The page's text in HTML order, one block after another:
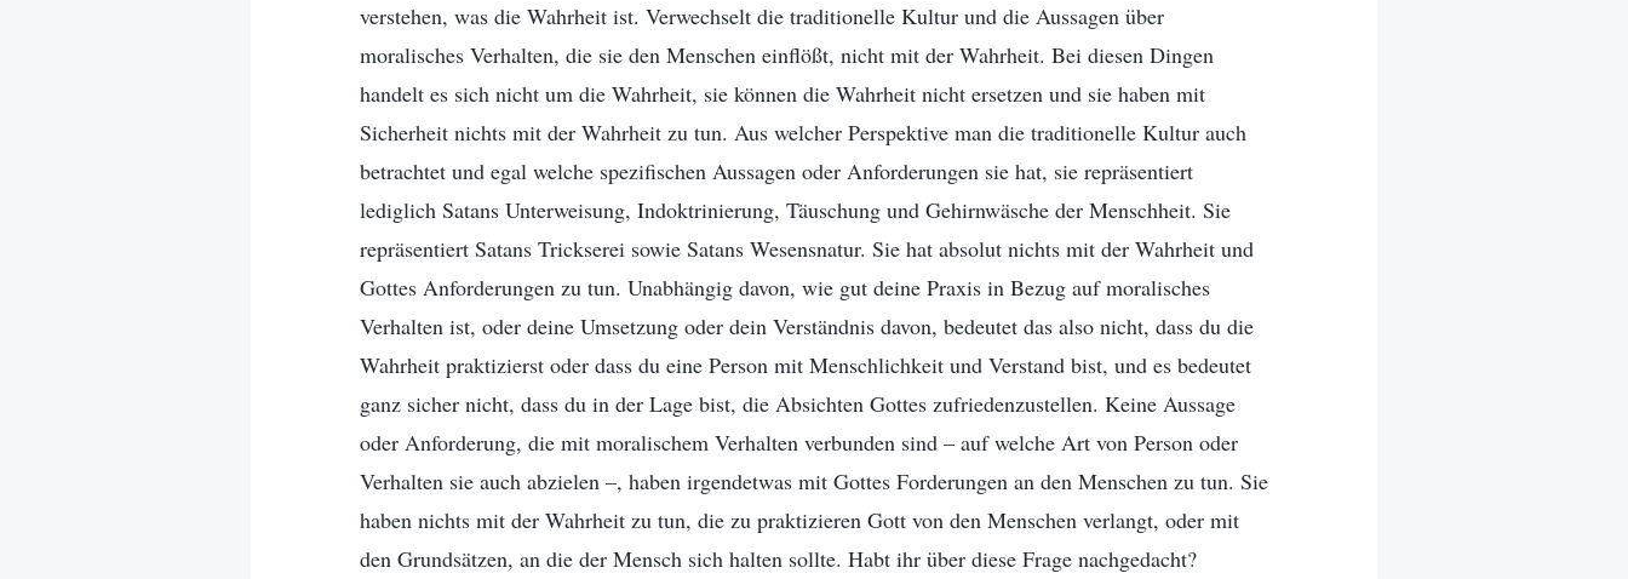
verstehen, was die Wahrheit ist. Verwechselt die traditionelle Kultur und die Aussagen über
moralisches Verhalten, die sie den Menschen einflößt, nicht mit der Wahrheit. Bei diesen Dingen
handelt es sich nicht um die Wahrheit, sie können die Wahrheit nicht ersetzen und sie haben mit
Sicherheit nichts mit der Wahrheit zu tun. Aus welcher Perspektive man die traditionelle Kultur auch
betrachtet und egal welche spezifischen Aussagen oder Anforderungen sie hat, sie repräsentiert
lediglich Satans Unterweisung, Indoktrinierung, Täuschung und Gehirnwäsche der Menschheit. Sie
repräsentiert Satans Trickserei sowie Satans Wesensnatur. Sie hat absolut nichts mit der Wahrheit und
Gottes Anforderungen zu tun. Unabhängig davon, wie gut deine Praxis in Bezug auf moralisches
Verhalten ist, oder deine Umsetzung oder dein Verständnis davon, bedeutet das also nicht, dass du die
Wahrheit praktizierst oder dass du eine Person mit Menschlichkeit und Verstand bist, und es bedeutet
ganz sicher nicht, dass du in der Lage bist, die Absichten Gottes zufriedenzustellen. Keine Aussage
oder Anforderung, die mit moralischem Verhalten verbunden sind – auf welche Art von Person oder
Verhalten sie auch abzielen –, haben irgendetwas mit Gottes Forderungen an den Menschen zu tun. Sie
haben nichts mit der Wahrheit zu tun, die zu praktizieren Gott von den Menschen verlangt, oder mit
den Grundsätzen, an die der Mensch sich halten sollte. Habt ihr über diese Frage nachgedacht?